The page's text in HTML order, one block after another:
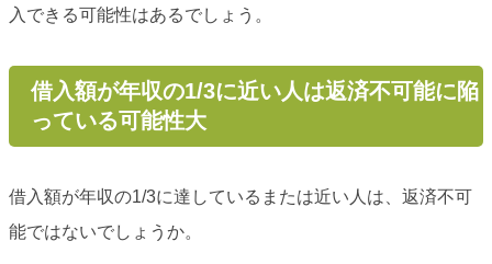
入できる可能性はあるでしょう。
借入額が年収の1/3に近い人は返済不可能に陥
っている可能性大
借入額が年収の1/3に達しているまたは近い人は、返済不可
能ではないでしょうか。